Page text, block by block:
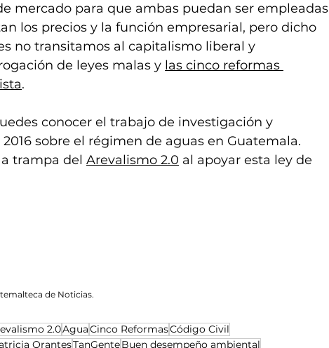
mercado para que ambas puedan ser empleadas
los precios y la función empresarial, pero dicho
no transitamos al capitalismo liberal y
de leyes malas y las cinco reformas
.
conocer el trabajo de investigación y
sobre el régimen de aguas en Guatemala.
trampa del Arevalismo 2.0 al apoyar esta ley de
de Noticias.
2.0AguaCinco ReformasCódigo Civil
OrantesTanGenteBuen desempeño ambiental